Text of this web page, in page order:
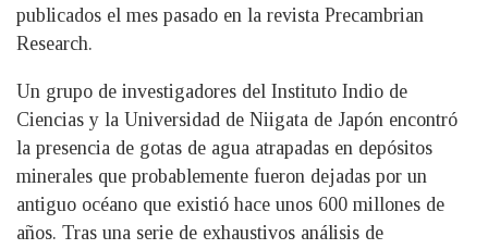
publicados el mes pasado en la revista Precambrian
Research.
Un grupo de investigadores del Instituto Indio de
Ciencias y la Universidad de Niigata de Japón encontró
la presencia de gotas de agua atrapadas en depósitos
minerales que probablemente fueron dejadas por un
antiguo océano que existió hace unos 600 millones de
años. Tras una serie de exhaustivos análisis de